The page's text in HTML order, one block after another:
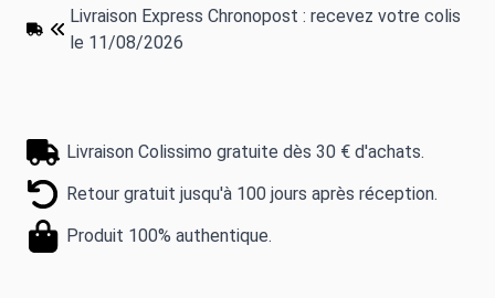
Livraison Express Chronopost : recevez votre colis
le 11/08/2026
Livraison Colissimo gratuite dès 30 € d'achats.
Retour gratuit jusqu'à 100 jours après réception.
Produit 100% authentique.